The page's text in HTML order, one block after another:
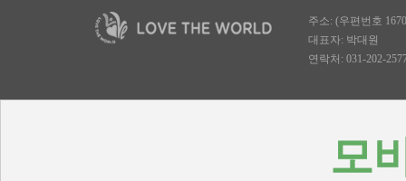
주소: (우편번호
대표자: 박대원
연락처: 031-202-
모